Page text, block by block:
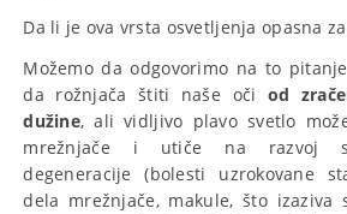
Da li je ova vrsta osvetljenja opasna
Možemo da odgovorimo na to
da rožnjača štiti naše oči od
dužine, ali vidljivo plavo svetlo
mrežnjače i utiče na razvoj
degeneracije (bolesti uzrokovane
dela mrežnjače, makule, što izaziva